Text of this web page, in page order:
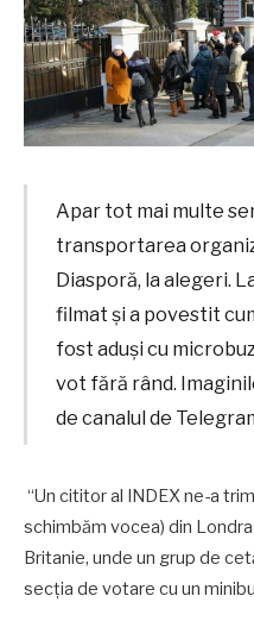
Apar tot mai multe
transportarea
Diasporă, la alegeri.
filmat și a povestit
fost aduși cu
vot fără rând.
de canalul de
“Un cititor al INDEX ne-a
schimbăm vocea) din
Britanie, unde un grup de
secția de votare cu un